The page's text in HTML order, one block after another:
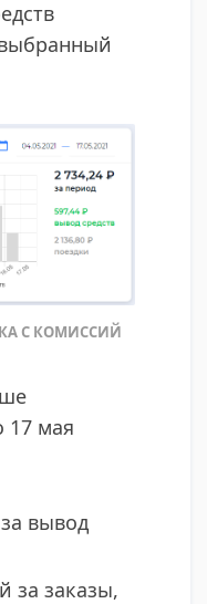
С КОМИССИЙ
17 мая
вывод
за заказы,